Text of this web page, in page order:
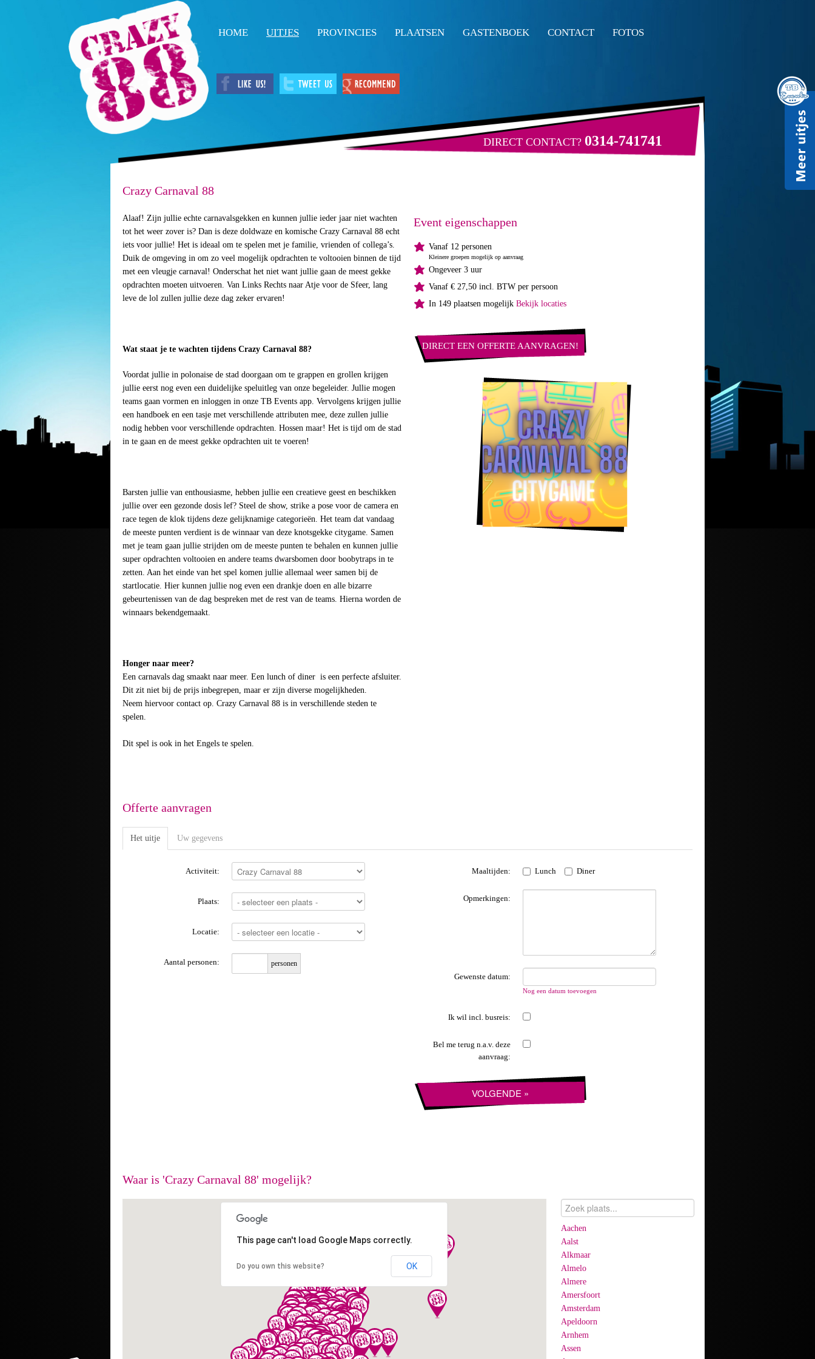
HOME UITJES PROVINCIES PLAATSEN GASTENBOEK CONTACT FOTOS
Crazy Carnaval 88
DIRECT CONTACT? 0314-741741
Alaaf! Zijn jullie echte carnavalsgekken en kunnen jullie ieder jaar niet wachten
tot het weer zover is? Dan is deze doldwaze en komische Crazy Carnaval 88 echt
iets voor jullie! Het is ideaal om te spelen met je familie, vrienden of collega’s.
Duik de omgeving in om zo veel mogelijk opdrachten te voltooien binnen de tijd
met een vleugje carnaval! Onderschat het niet want jullie gaan de meest gekke
opdrachten moeten uitvoeren. Van Links Rechts naar Atje voor de Sfeer, lang
leve de lol zullen jullie deze dag zeker ervaren!
Wat staat je te wachten tijdens Crazy Carnaval 88?
Voordat jullie in polonaise de stad doorgaan om te grappen en grollen krijgen
jullie eerst nog even een duidelijke speluitleg van onze begeleider. Jullie mogen
teams gaan vormen en inloggen in onze TB Events app. Vervolgens krijgen jullie
een handboek en een tasje met verschillende attributen mee, deze zullen jullie
nodig hebben voor verschillende opdrachten. Hossen maar! Het is tijd om de stad
in te gaan en de meest gekke opdrachten uit te voeren!
Barsten jullie van enthousiasme, hebben jullie een creatieve geest en beschikken
jullie over een gezonde dosis lef? Steel de show, strike a pose voor de camera en
race tegen de klok tijdens deze gelijknamige categorieën. Het team dat vandaag
de meeste punten verdient is de winnaar van deze knotsgekke citygame. Samen
met je team gaan jullie strijden om de meeste punten te behalen en kunnen jullie
super opdrachten voltooien en andere teams dwarsbomen door boobytraps in te
zetten. Aan het einde van het spel komen jullie allemaal weer samen bij de
startlocatie. Hier kunnen jullie nog even een drankje doen en alle bizarre
gebeurtenissen van de dag bespreken met de rest van de teams. Hierna worden de
winnaars bekendgemaakt.
Honger naar meer?
Een carnavals dag smaakt naar meer. Een lunch of diner is een perfecte afsluiter.
Dit zit niet bij de prijs inbegrepen, maar er zijn diverse mogelijkheden.
Neem hiervoor contact op. Crazy Carnaval 88 is in verschillende steden te
spelen.
Dit spel is ook in het Engels te spelen.
Event eigenschappen
Vanaf 12 personen
Kleinere groepen mogelijk op aanvraag
Ongeveer 3 uur
Vanaf € 27,50 incl. BTW per persoon
In 149 plaatsen mogelijk Bekijk locaties
DIRECT EEN OFFERTE AANVRAGEN!
Offerte aanvragen
Het uitje Uw gegevens
Activiteit:
Plaats:
Locatie:
Aantal personen: personen
Maaltijden: Lunch Diner
Opmerkingen:
Gewenste datum:
Nog een datum toevoegen
Ik wil incl. busreis:
Bel me terug n.a.v. deze
aanvraag:
Waar is 'Crazy Carnaval 88' mogelijk?
This page can't load Google Maps correctly.
Do you own this website? OK
Aachen
Aalst
Alkmaar
Almelo
Almere
Amersfoort
Amsterdam
Apeldoorn
Arnhem
Assen